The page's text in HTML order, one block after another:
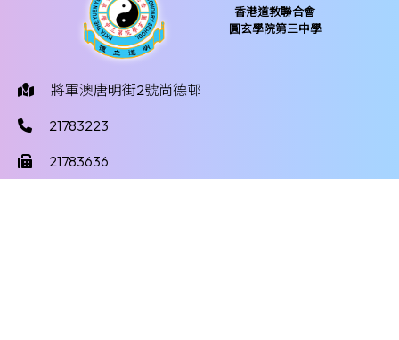
香港道教聯合會
圓玄學院第三中學
將軍澳唐明街2號尚德邨
21783223
21783636